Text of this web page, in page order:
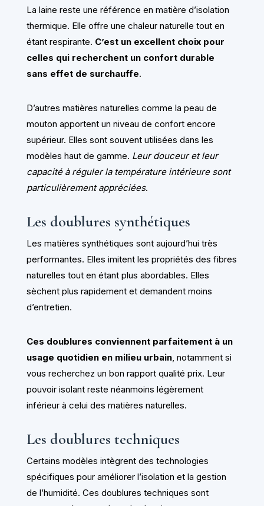
La laine reste une référence en matière d’isolation
thermique. Elle offre une chaleur naturelle tout en
étant respirante. C’est un excellent choix pour
celles qui recherchent un confort durable
sans effet de surchauffe.
D’autres matières naturelles comme la peau de
mouton apportent un niveau de confort encore
supérieur. Elles sont souvent utilisées dans les
modèles haut de gamme. Leur douceur et leur
capacité à réguler la température intérieure sont
particulièrement appréciées.
Les doublures synthétiques
Les matières synthétiques sont aujourd’hui très
performantes. Elles imitent les propriétés des fibres
naturelles tout en étant plus abordables. Elles
sèchent plus rapidement et demandent moins
d’entretien.
Ces doublures conviennent parfaitement à un
usage quotidien en milieu urbain, notamment si
vous recherchez un bon rapport qualité prix. Leur
pouvoir isolant reste néanmoins légèrement
inférieur à celui des matières naturelles.
Les doublures techniques
Certains modèles intègrent des technologies
spécifiques pour améliorer l’isolation et la gestion
de l’humidité. Ces doublures techniques sont